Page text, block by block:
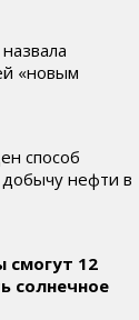
«новым
способ
нефти в
12
солнечное